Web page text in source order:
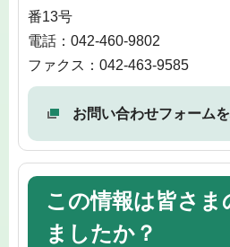
番13号
電話：042-460-9802
ファクス：042-463-9585
お問い合わせフォーム
この情報は皆さま
ましたか？